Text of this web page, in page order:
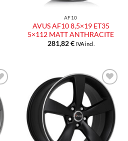
AF10
AVUS AF10 8,5×19 ET35
5×112 MATT ANTHRACITE
281,82€ IVA incl.